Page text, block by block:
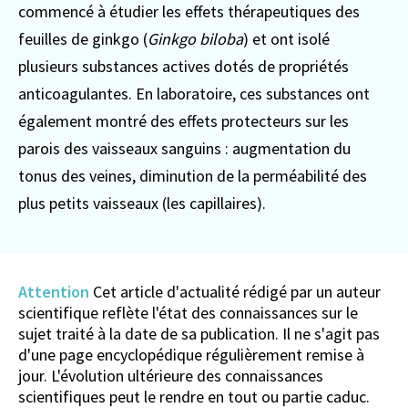
commencé à étudier les effets thérapeutiques des
feuilles de ginkgo (Ginkgo biloba) et ont isolé
plusieurs substances actives dotés de propriétés
anticoagulantes. En laboratoire, ces substances ont
également montré des effets protecteurs sur les
parois des vaisseaux sanguins : augmentation du
tonus des veines, diminution de la perméabilité des
plus petits vaisseaux (les capillaires).
Attention Cet article d'actualité rédigé par un auteur
scientifique reflète l'état des connaissances sur le
sujet traité à la date de sa publication. Il ne s'agit pas
d'une page encyclopédique régulièrement remise à
jour. L'évolution ultérieure des connaissances
scientifiques peut le rendre en tout ou partie caduc.